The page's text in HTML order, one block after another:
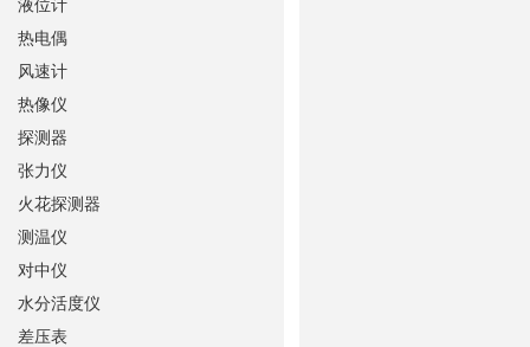
液位计
热电偶
风速计
热像仪
探测器
张力仪
火花探测器
测温仪
对中仪
水分活度仪
差压表